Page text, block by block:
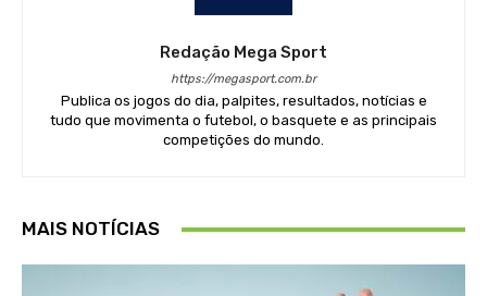
Redação Mega Sport
https://megasport.com.br
Publica os jogos do dia, palpites, resultados, notícias e
tudo que movimenta o futebol, o basquete e as principais
competições do mundo.
MAIS NOTÍCIAS